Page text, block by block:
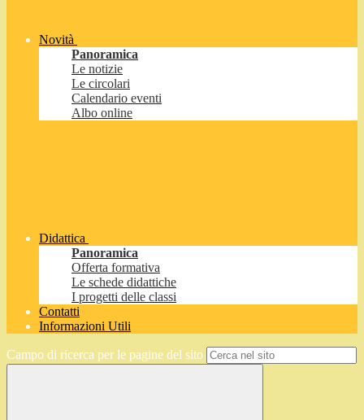
Novità
Panoramica
Le notizie
Le circolari
Calendario eventi
Albo online
Didattica
Panoramica
Offerta formativa
Le schede didattiche
I progetti delle classi
Contatti
Informazioni Utili
Campo di ricerca per le pagine del sito